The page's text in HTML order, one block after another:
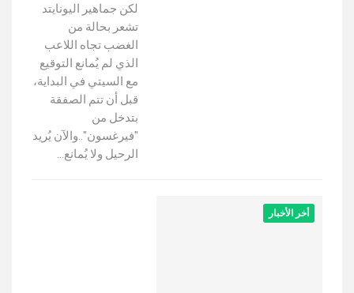
لكن جماهير اليونايتد
تشعر بحالة من
الغضب تجاه اللاعب
الذي لم يُمانع التوقيع
مع السيتي في البداية،
قبل أن تتم الصفقة
بتدخل من
"فيرغسون"..والآن يُريد
الرحيل ولا يُمانع…
أخر الأخبار